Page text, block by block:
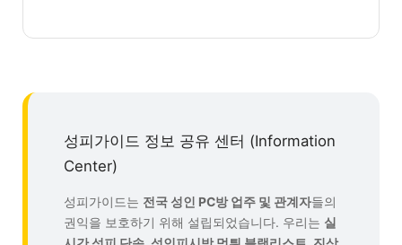
성피가이드 정보 공유 센터 (Information
Center)
성피가이드는 전국 성인 PC방 업주 및 관계자들의
권익을 보호하기 위해 설립되었습니다. 우리는 실